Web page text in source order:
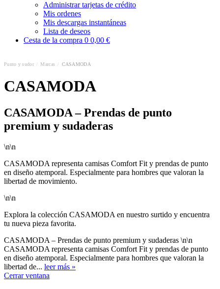
Administrar tarjetas de crédito
Mis ordenes
Mis descargas instantáneas
Lista de deseos
Cesta de la compra 0 0,00 €
Punto y sudor Marcas CASAMODA
CASAMODA
CASAMODA – Prendas de punto
premium y sudaderas
\n\n
CASAMODA representa camisas Comfort Fit y prendas de punto
en diseño atemporal. Especialmente para hombres que valoran la
libertad de movimiento.
\n\n
Explora la colección CASAMODA en nuestro surtido y encuentra
tu nueva pieza favorita.
CASAMODA – Prendas de punto premium y sudaderas \n\n
CASAMODA representa camisas Comfort Fit y prendas de punto
en diseño atemporal. Especialmente para hombres que valoran la
libertad de... leer más »
Cerrar ventana